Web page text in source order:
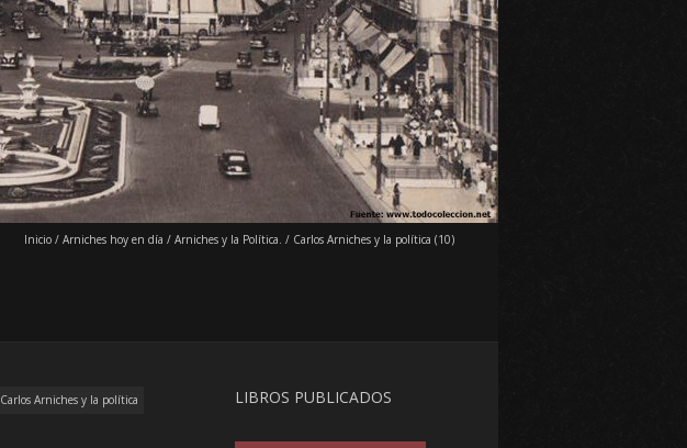
Inicio / Arniches hoy en día / Arniches y la Política. / Carlos Arniches y la política (10)
Carlos Arniches y la política LIBROS PUBLICADOS